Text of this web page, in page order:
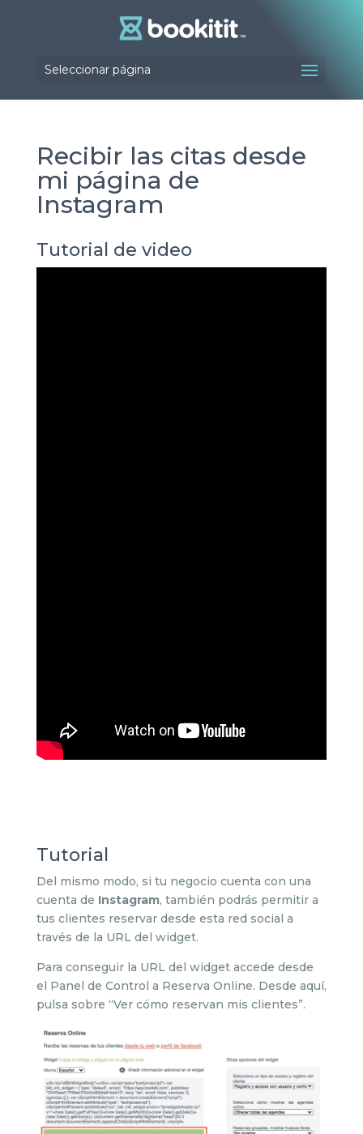
Seleccionar página
Recibir las citas desde
mi página de
Instagram
Tutorial de video
Tutorial
Del mismo modo, si tu negocio cuenta con una
cuenta de Instagram, también podrás permitir a
tus clientes reservar desde esta red social a
través de la URL del widget.
Para conseguir la URL del widget accede desde
el Panel de Control a Reserva Online. Desde aquí,
pulsa sobre “Ver cómo reservan mis clientes”.